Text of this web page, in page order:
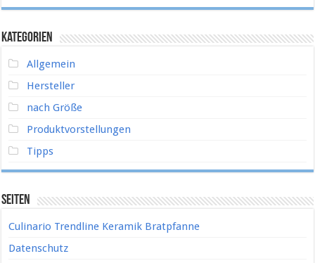
Kategorien
Allgemein
Hersteller
nach Größe
Produktvorstellungen
Tipps
Seiten
Culinario Trendline Keramik Bratpfanne
Datenschutz